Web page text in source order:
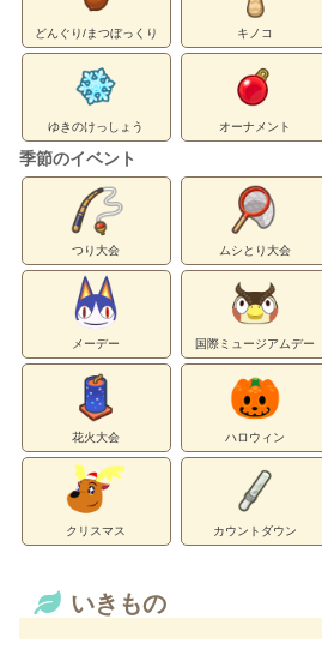
どんぐり/まつぼっくり キノコ
ゆきのけっしょう オーナメント
季節のイベント
つり大会 ムシとり大会
メーデー 国際ミュージアムデー
花火大会 ハロウィン
クリスマス カウントダウン
いきもの